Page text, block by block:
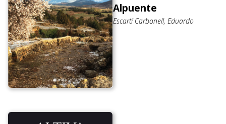
Alpuente
Escartí Carbonell, Eduardo